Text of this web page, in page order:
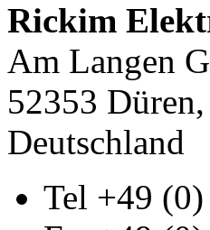
Rickim
Am Langen
52353 Düren,
Deutschland
Tel +49